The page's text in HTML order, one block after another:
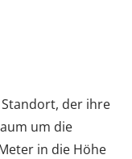
der ihre
um die
in die Höhe